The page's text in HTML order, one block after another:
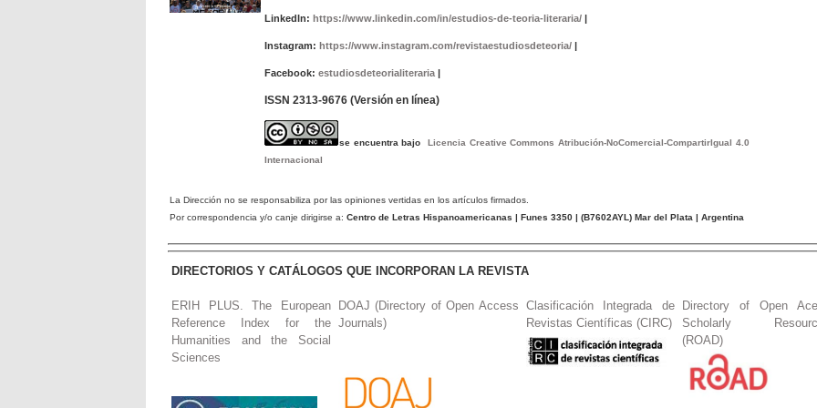
LinkedIn: https://www.linkedin.com/in/estudios-de-teoria-literaria/|
Instagram: https://www.instagram.com/revistaestudiosdeteoria/|
Facebook: estudiosdeteorialiteraria|
ISSN 2313-9676 (Versión en línea)
se encuentra bajo Licencia Creative Commons Atribución-NoComercial-CompartirIgual 4.0
Internacional
La Dirección no se responsabiliza por las opiniones vertidas en los artículos firmados.
Por correspondencia y/o canje dirigirse a: Centro de Letras Hispanoamericanas | Funes 3350 | (B7602AYL ) Mar del Plata | Argentina
DIRECTORIOS Y CATÁLOGOS QUE INCORPORAN LA REVISTA
ERIH PLUS. The European
Reference Index for the
Humanities and the Social
Sciences
DOAJ (Directory of Open Access
Journals)
Clasificación Integrada de
Revistas Científicas (CIRC)
Directory of Open
Scholarly
(ROAD)